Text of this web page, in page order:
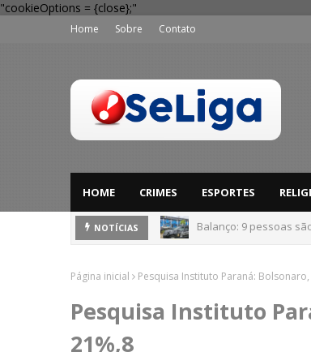
"cookieOptions = {close};"
Home Sobre Contato
HOME CRIMES ESPORTES
NOTÍCIAS 'Perigo potencial': 58
Página inicial Pesquisa Instituto Paraná:
Pesquisa Instituto
21%,8